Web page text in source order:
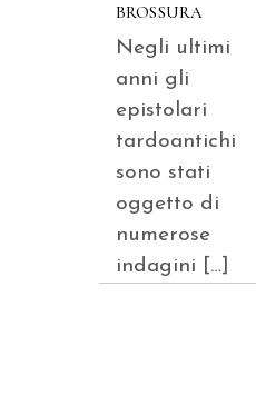
BROSSURA
Negli ultimi
anni gli
epistolari
tardoantichi
sono stati
oggetto di
numerose
indagini […]